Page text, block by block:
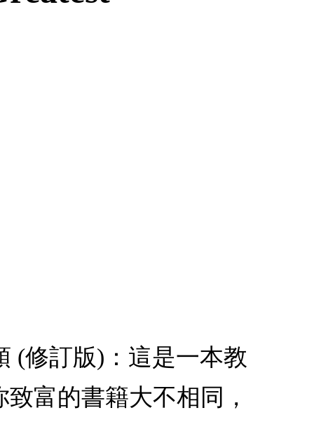
(修訂版)：這是一本教
富的書籍大不相同，